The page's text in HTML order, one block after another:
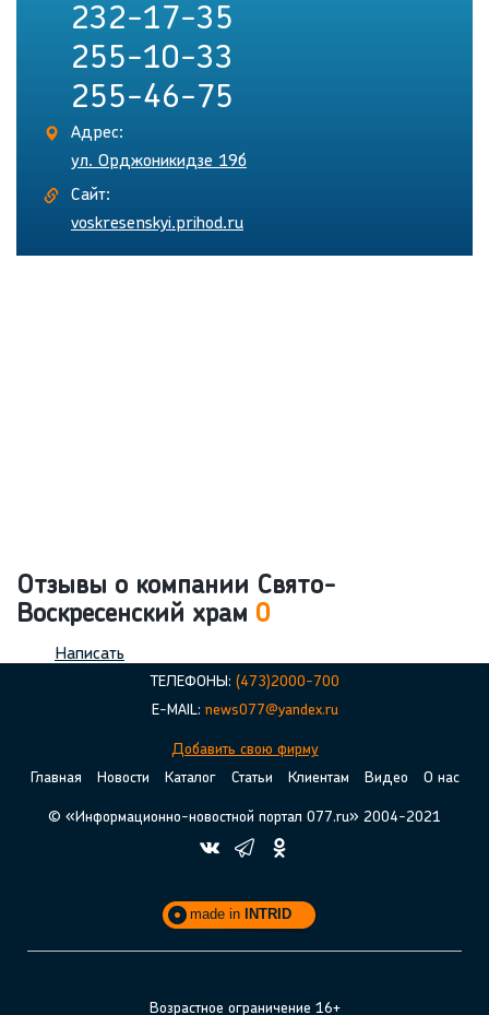
232-17-35
255-10-33
255-46-75
Адрес:
ул. Орджоникидзе 19б
Сайт:
voskresenskyi.prihod.ru
Отзывы о компании Свято-
Воскресенский храм 0
Написать
ТЕЛЕФОНЫ: (473)2000-700
E-MAIL: news077@yandex.ru
Добавить свою фирму
Главная
Новости Каталог Статьи Клиентам Видео О нас
© «Информационно-новостной портал 077.ru» 2004-2021
made in INTRID
Возрастное ограничение 16+